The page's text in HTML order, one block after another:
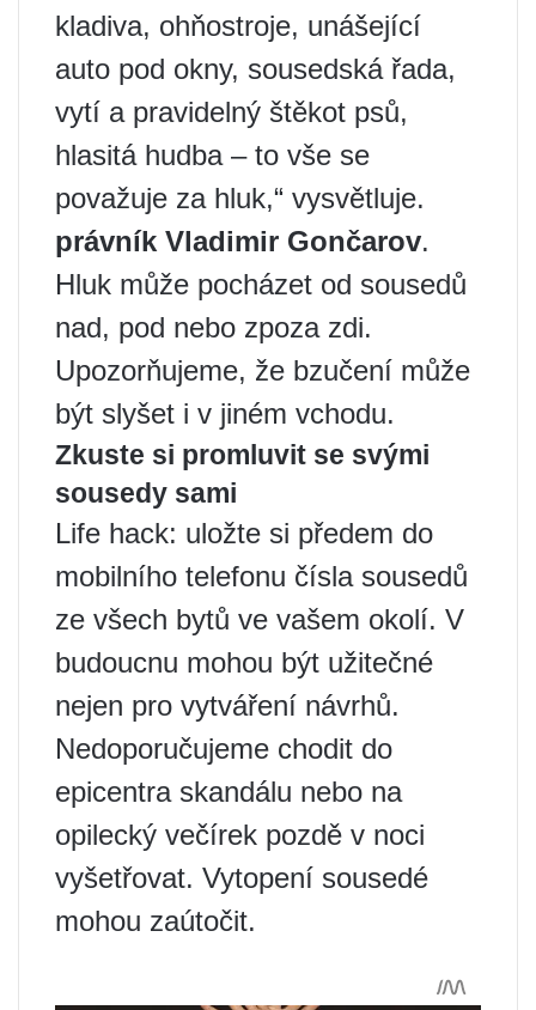
kladiva, ohňostroje, unášející
auto pod okny, sousedská řada,
vytí a pravidelný štěkot psů,
hlasitá hudba – to vše se
považuje za hluk,“ vysvětluje.
právník Vladimir Gončarov.
Hluk může pocházet od sousedů
nad, pod nebo zpoza zdi.
Upozorňujeme, že bzučení může
být slyšet i v jiném vchodu.
Zkuste si promluvit se svými
sousedy sami
Life hack: uložte si předem do
mobilního telefonu čísla sousedů
ze všech bytů ve vašem okolí. V
budoucnu mohou být užitečné
nejen pro vytváření návrhů.
Nedoporučujeme chodit do
epicentra skandálu nebo na
opilecký večírek pozdě v noci
vyšetřovat. Vytopení sousedé
mohou zaútočit.